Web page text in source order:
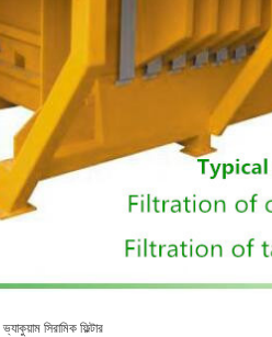
ভ্যাকুয়াম সিরামিক ফিল্টার